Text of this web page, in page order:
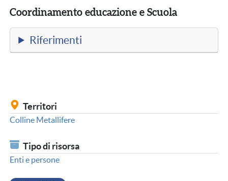
Coordinamento educazione e Scuola
Riferimenti
Territori
Colline Metallifere
Tipo di risorsa
Enti e persone